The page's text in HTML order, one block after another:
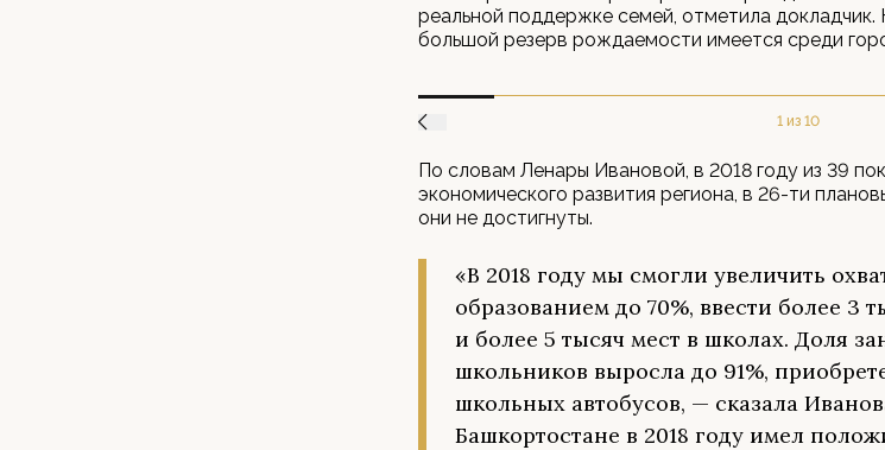
реальной поддержке семей, отметила докладчик.
большой резерв рождаемости имеется среди
1 из 10
По словам Ленары Ивановой, в 2018 году из 39
экономического развития региона, в 26-ти
они не достигнуты.
«В 2018 году мы смогли увеличить
образованием до 70%, ввести более 3
и более 5 тысяч мест в школах. Доля
школьников выросла до 91%,
школьных автобусов, — сказала
Башкортостане в 2018 году имел